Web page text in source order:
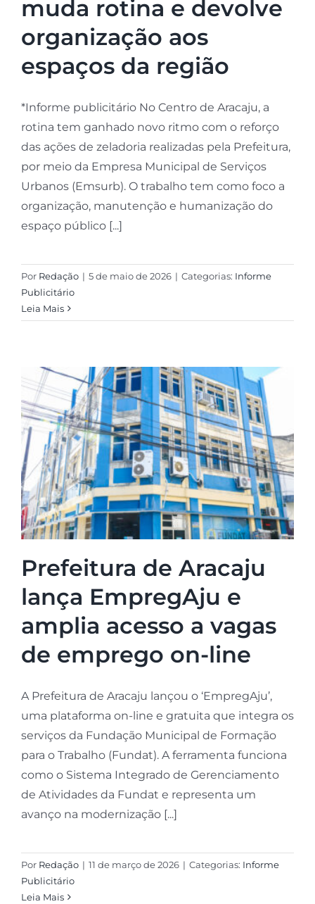
muda rotina e devolve
organização aos
espaços da região
*Informe publicitário No Centro de Aracaju, a
rotina tem ganhado novo ritmo com o reforço
das ações de zeladoria realizadas pela Prefeitura,
por meio da Empresa Municipal de Serviços
Urbanos (Emsurb). O trabalho tem como foco a
organização, manutenção e humanização do
espaço público [...]
Por Redação | 5 de maio de 2026 | Categorias: Informe
Publicitário
Leia Mais
Prefeitura de Aracaju
lança EmpregAju e
amplia acesso a vagas
de emprego on-line
A Prefeitura de Aracaju lançou o ‘EmpregAju’,
uma plataforma on-line e gratuita que integra os
serviços da Fundação Municipal de Formação
para o Trabalho (Fundat). A ferramenta funciona
como o Sistema Integrado de Gerenciamento
de Atividades da Fundat e representa um
avanço na modernização [...]
Por Redação | 11 de março de 2026 | Categorias: Informe
Publicitário
Leia Mais